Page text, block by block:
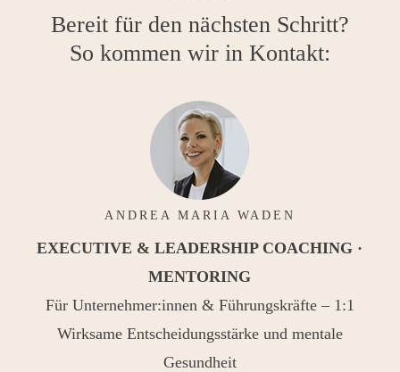
Bereit für den nächsten Schritt?
So kommen wir in Kontakt:
ANDREA MARIA WADEN
EXECUTIVE & LEADERSHIP COACHING ·
MENTORING
Für Unternehmer:innen & Führungskräfte – 1:1
Wirksame Entscheidungsstärke und mentale
Gesundheit